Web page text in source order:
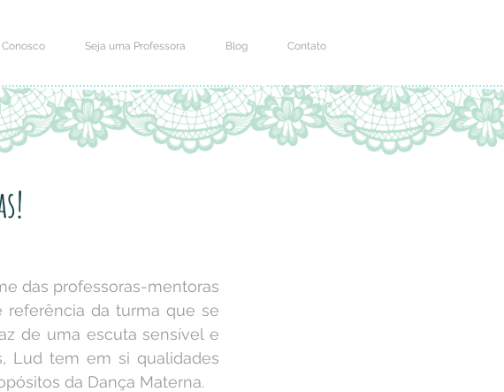
Seja uma Professora Blog Contato
das professoras-mentoras
referência da turma que se
de uma escuta sensível e
Lud tem em si qualidades
da Dança Materna.